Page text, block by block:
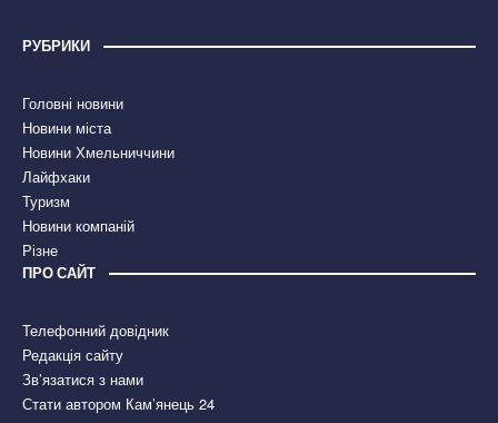
РУБРИКИ
Головні новини
Новини міста
Новини Хмельниччини
Лайфхаки
Туризм
Новини компаній
Різне
ПРО САЙТ
Телефонний довідник
Редакція сайту
Зв’язатися з нами
Стати автором Кам’янець 24